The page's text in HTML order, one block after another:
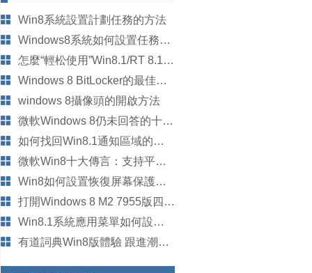
Win8系統設置計劃任務的方法
Windows8系統如何設置任務欄中如何添加工具欄
怎麼“輕松使用”Win8.1/RT 8.1系統的按鈕？
Windows 8 BitLocker的最佳替代品
windows 8攝像頭的開啟方法
微軟Windows 8仍未回答的十個重大問題
如何找回Win8.1通知區域的小喇叭圖標
微軟Win8十大傳言：支持平板電腦居首
Win8如何設置恢復屏幕保護程序不提示輸入密碼
打開Windows 8 M2 7955版四大隱藏功能組圖
Win8.1系統應用菜單如何設置修改默認排序？
有道詞典Win8版體驗 跟進潮流不松懈